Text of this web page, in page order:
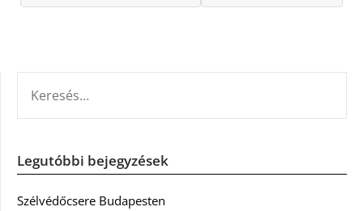
Legutóbbi bejegyzések
Szélvédőcsere Budapesten